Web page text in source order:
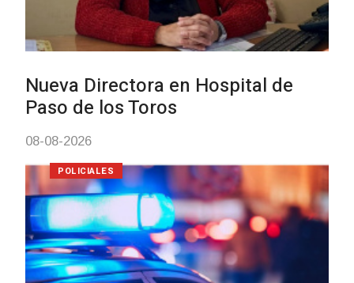
Investigación de policías de
Tacuarembó permitió recuperar
Brasil una camioneta hurtada en
Villa Ansina
04-08-2026
NOTICIAS